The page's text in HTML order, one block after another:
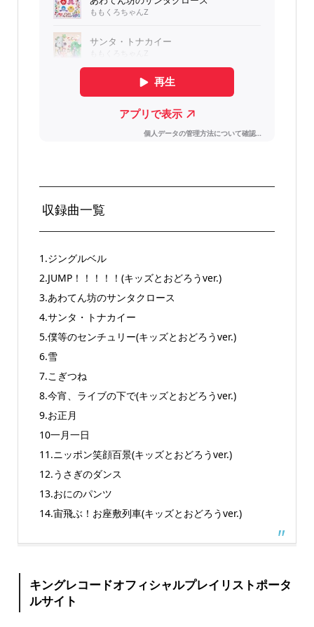
収録曲一覧
1.ジングルベル
2.JUMP！！！！！(キッズとおどろうver.)
3.あわてん坊のサンタクロース
4.サンタ・トナカイー
5.僕等のセンチュリー(キッズとおどろうver.)
6.雪
7.こぎつね
8.今宵、ライブの下で(キッズとおどろうver.)
9.お正月
10一月一日
11.ニッポン笑顔百景(キッズとおどろうver.)
12.うさぎのダンス
13.おにのパンツ
14.宙飛ぶ！お座敷列車(キッズとおどろうver.)
キングレコードオフィシャルプレイリストポータ
ルサイト